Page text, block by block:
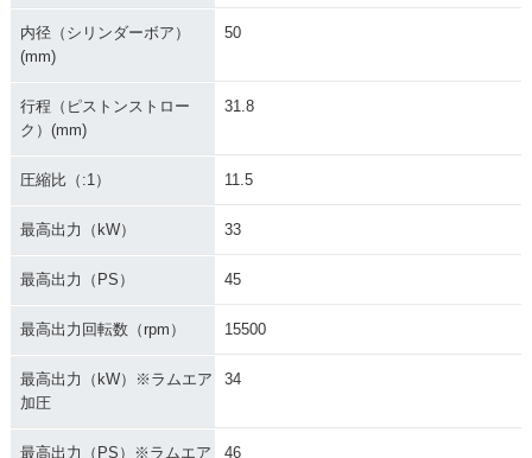
内径（シリンダーボア）
(mm)
50
行程（ピストンストロー
ク）(mm)
31.8
圧縮比（:1） 11.5
最高出力（kW） 33
最高出力（PS） 45
最高出力回転数（rpm） 15500
最高出力（kW）※ラムエア
加圧
34
最高出力（PS）※ラムエア
46